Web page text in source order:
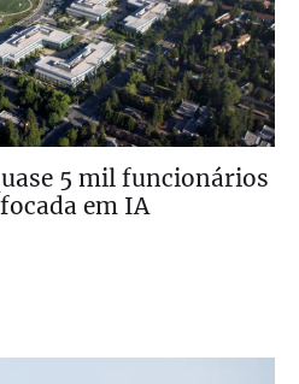
5 mil funcionários
em IA